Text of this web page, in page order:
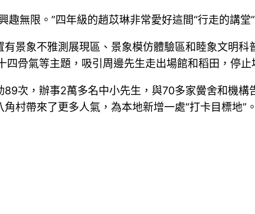
無限。”四年級的趙苡琳非常愛好這間“行走的講堂”
景象不雅測展現區、景象模仿體驗區和睦象文明
骨氣等主題，吸引周邊先生走出場館和稻田，停
次，辦事2萬多名中小先生，與70多家黌舍和機
村帶來了更多人氣，為本地新增一處“打卡目標地”。